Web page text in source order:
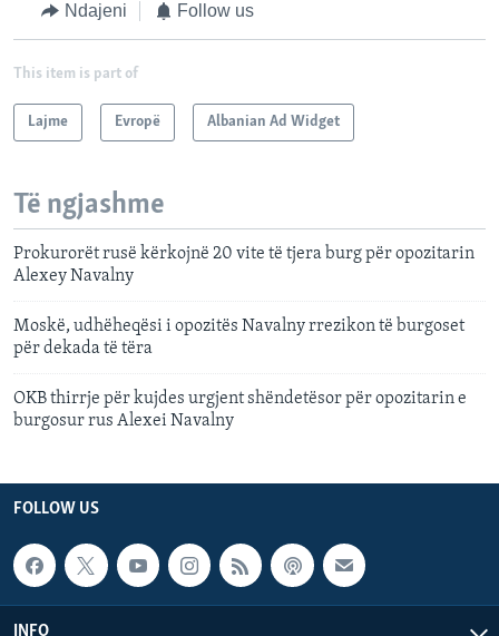
Ndajeni Follow us
This item is part of
Lajme Evropë Albanian Ad Widget
Të ngjashme
Prokurorët rusë kërkojnë 20 vite të tjera burg për opozitarin
Alexey Navalny
Moskë, udhëheqësi i opozitës Navalny rrezikon të burgoset
për dekada të tëra
OKB thirrje për kujdes urgjent shëndetësor për opozitarin e
burgosur rus Alexei Navalny
FOLLOW US
INFO